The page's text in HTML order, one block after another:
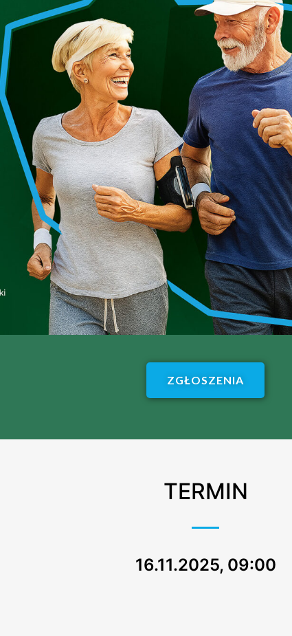
ZGŁOSZENIA
TERMIN
16.11.2025, 09:00